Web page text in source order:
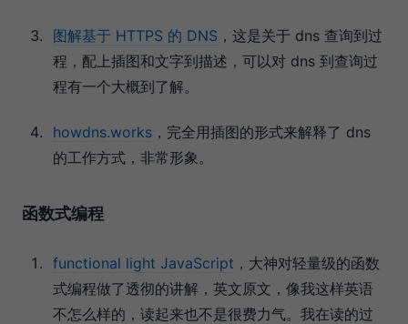
图解基于 HTTPS 的 DNS ，这是关于 dns 查询到过
程，配上插图和文字到描述，可以对 dns 到查询过
程有一个大概到了解。
howdns.works ，完全用插图的形式来解释了 dns
的工作方式，非常形象。
函数式编程
functional light JavaScript ，大神对轻量级的函数
式编程做了透彻的讲解，英文原文，像我这样英语
不怎么样的，读起来也不是很费力气。我在读的过